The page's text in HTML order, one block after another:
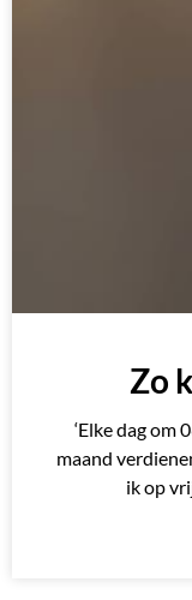
Zo
‘Elke dag om
maand
ik op